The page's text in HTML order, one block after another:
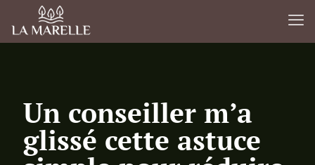
Un conseiller m’a
glissé cette astuce